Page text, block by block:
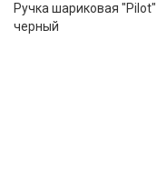
Ручка шариковая
черный